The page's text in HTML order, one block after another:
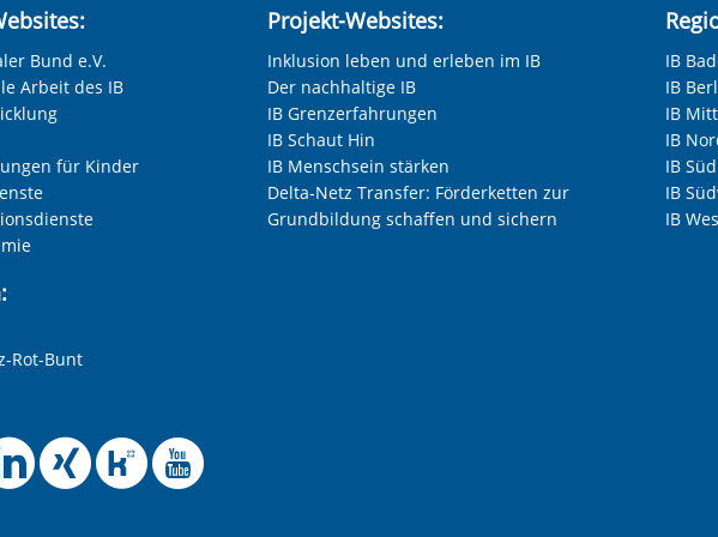
Bund e.V.
Arbeit des IB
für Kinder
Rot-Bunt
Projekt-Websites:
Inklusion leben und erleben im IB
Der nachhaltige IB
IB Grenzerfahrungen
IB Schaut Hin
IB Menschsein stärken
Delta-Netz Transfer: Förderketten zur
Grundbildung schaffen und sichern
IB
IB
IB
IB
IB Süd
IB
IB
Facebook-Seite des
Instagram-Seite des
Offizielle LinkedIn-Seite des
Offizielle Xing-Seite des
Offizielle Kununu-